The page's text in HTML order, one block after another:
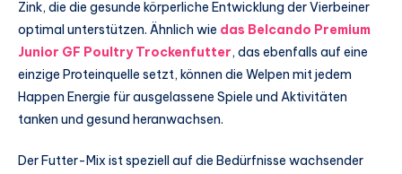
Zink, die die gesunde körperliche Entwicklung der Vierbeiner
optimal unterstützen. Ähnlich wie das Belcando Premium
Junior GF Poultry Trockenfutter, das ebenfalls auf eine
einzige Proteinquelle setzt, können die Welpen mit jedem
Happen Energie für ausgelassene Spiele und Aktivitäten
tanken und gesund heranwachsen.
Der Futter-Mix ist speziell auf die Bedürfnisse wachsender